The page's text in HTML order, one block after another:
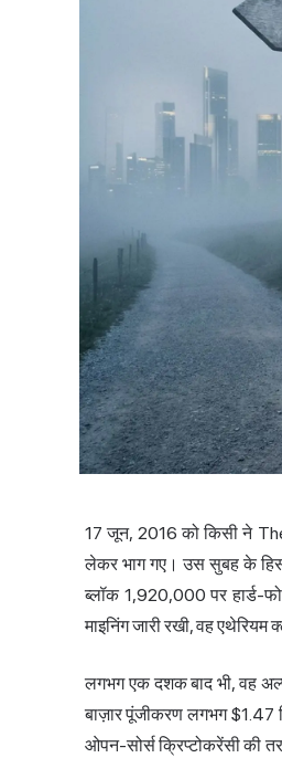
17 जून, 2016 को किसी ने
लेकर भाग गए। उस सुबह के
ब्लॉक 1,920,000 पर हार्ड-
माइनिंग जारी रखी, वह एथेरियम
लगभग एक दशक बाद भी, वह
बाज़ार पूंजीकरण लगभग
ओपन-सोर्स क्रिप्टोकरेंसी की